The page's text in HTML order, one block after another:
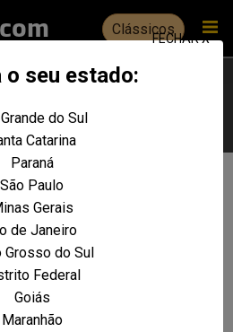
o seu estado:
FECHAR X
do Sul
Catarina
Paraná
São Paulo
Gerais
de Janeiro
Grosso do Sul
Federal
Goiás
Maranhão
Clássicos
resultados
Diesel Turbo
TENTE ENCONTRAR O VEÍCULO QUE VOCÊ